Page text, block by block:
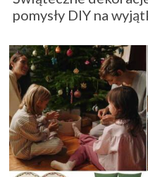
pomysły DIY na